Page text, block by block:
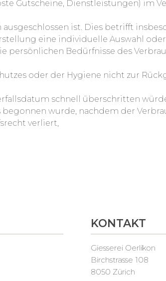
Gutscheine, Dienstleistungen) im
ist. Dies betrifft
eine individuelle Auswahl oder
Bedürfnisse des
oder der Hygiene nicht zur
schnell überschritten
wurde, nachdem der
verliert,
KONTAKT
Giesserei Oerlikon
Birchstrasse 108
8050 Zürich